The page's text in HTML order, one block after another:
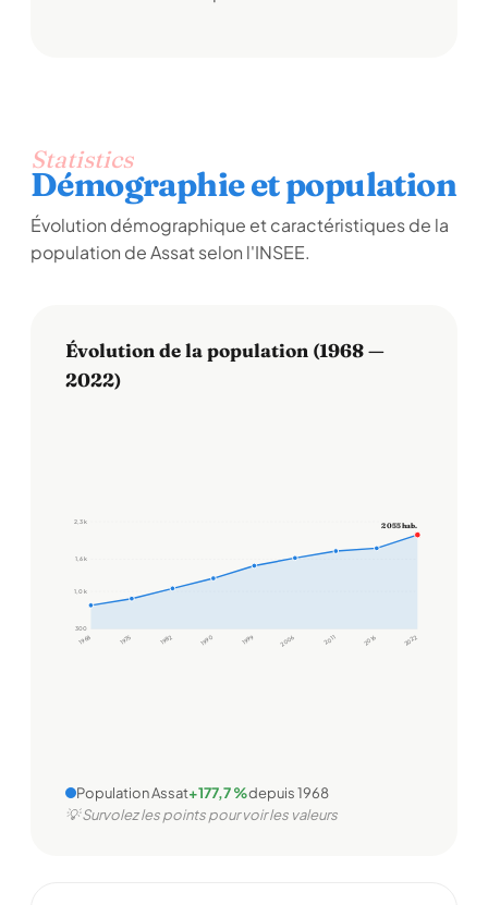
Statistics
Démographie et population
Évolution démographique et caractéristiques de la
population de Assat selon l'INSEE.
Évolution de la population (1968 —
2022)
300
1,0 k
1,6 k
2,3 k
1968 1975 1982 1990 1999 2006 2011 2016 2022
2 055 hab.
Population Assat+177,7 %depuis 1968
💡 Survolez les points pour voir les valeurs